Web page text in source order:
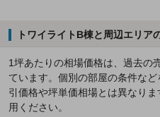
トワイライトB棟と周辺エリア
1坪あたりの相場価格は、過去の
ています。個別の部屋の条件な
引価格や坪単価相場とは異なり
用ください。